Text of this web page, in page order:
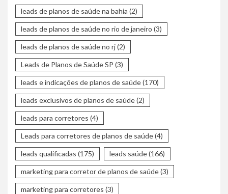
leads de planos de saúde na bahia (2)
leads de planos de saúde no rio de janeiro (3)
leads de planos de saúde no rj(2)
Leads de Planos de Saúde SP (3)
leads e indicações de planos de saúde(170)
leads exclusivos de planos de saúde(2)
leads para corretores (4)
Leads para corretores de planos de saúde(4)
leads qualificadas (175) leads saúde(166)
marketing para corretor de planos de saúde(3)
marketing para corretores (3)